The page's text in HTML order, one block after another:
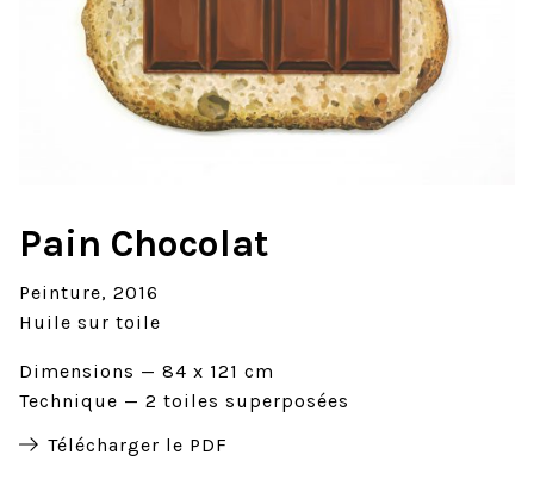
Pain Chocolat
Peinture 2016
Huile sur toile
Dimensions
84 x 121 cm
Technique
2 toiles superposées
Télécharger le PDF